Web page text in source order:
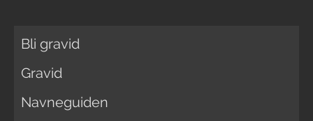
Bli gravid
Gravid
Navneguiden